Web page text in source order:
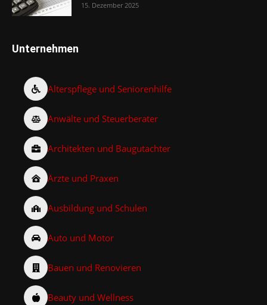
15. Dezember 2025
Unternehmen
Alterspflege und Seniorenhilfe
Anwälte und Steuerberater
Architekten und Baugutachter
Ärzte und Praxen
Ausbildung und Schulen
Auto und Motor
Bauen und Renovieren
Beauty und Wellness